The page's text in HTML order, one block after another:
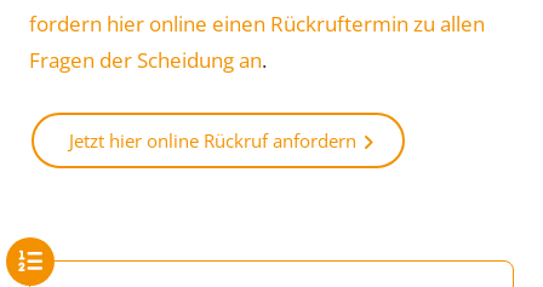
fordern hier online einen Rückruftermin zu allen
Fragen der Scheidung an.
Jetzt hier online Rückruf anfordern